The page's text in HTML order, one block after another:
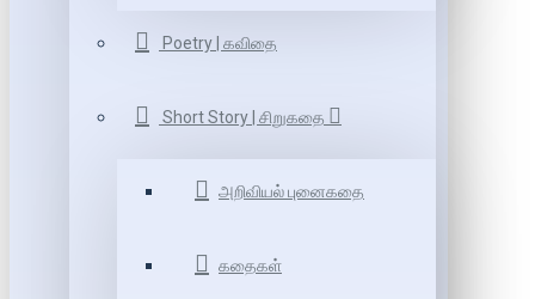
Poetry | கவிதை
Short Story | சிறுகதை
அறிவியல் புனைகதை
கதைகள்